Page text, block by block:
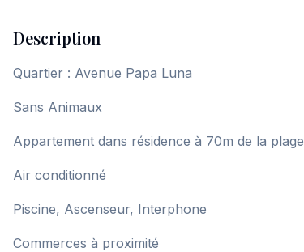
Description
Quartier : Avenue Papa Luna
Sans Animaux
Appartement dans résidence à 70m de la plage
Air conditionné
Piscine, Ascenseur, Interphone
Commerces à proximité